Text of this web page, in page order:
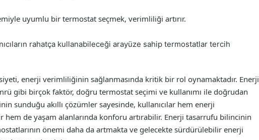
uyumlu bir termostat seçmek, verimliliği artırır.
rahatça kullanabileceği arayüze sahip termostatlar tercih
enerji verimliliğinin sağlanmasında kritik bir rol oynamaktadır. Enerji
gibi birçok faktör, doğru termostat seçimi ve kullanımı ile doğrudan
sunduğu akıllı çözümler sayesinde, kullanıcılar hem enerji
de yaşam alanlarında konforu artırabilir. Enerji tasarrufu bilincinin
önemi daha da artmakta ve gelecekte sürdürülebilir enerji